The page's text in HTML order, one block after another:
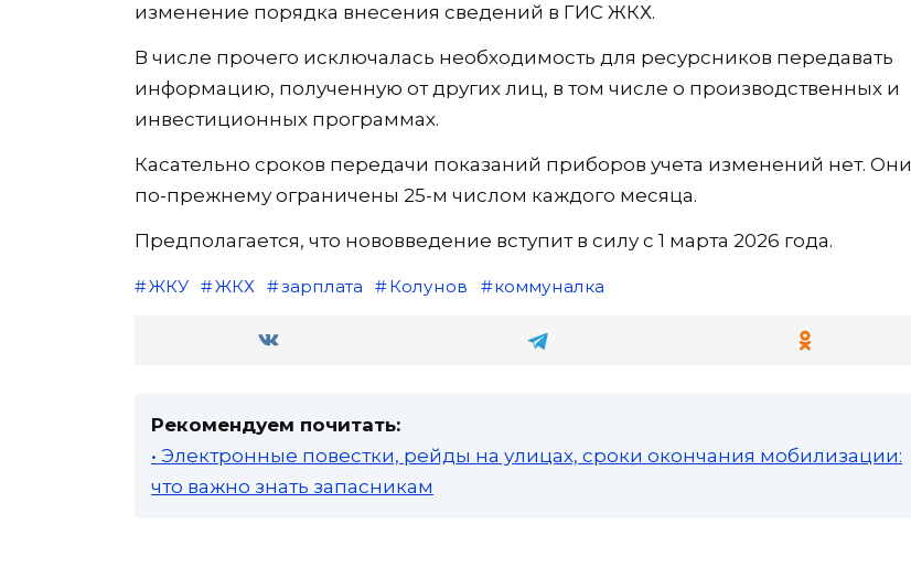
изменение порядка внесения сведений в ГИС ЖКХ.
В числе прочего исключалась необходимость для ресурсников передавать
информацию, полученную от других лиц, в том числе о производственных и
инвестиционных программах.
Касательно сроков передачи показаний приборов учета изменений нет. Они
по-прежнему ограничены 25-м числом каждого месяца.
Предполагается, что нововведение вступит в силу с 1 марта 2026 года.
ЖКУ ЖКХ зарплата Колунов коммуналка
Рекомендуем почитать:
• Электронные повестки, рейды на улицах, сроки окончания мобилизации:
что важно знать запасникам